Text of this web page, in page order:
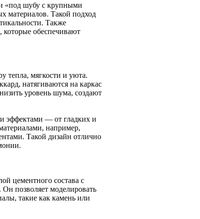
«под шубу с крупными
материалов. Такой подход
Также
обеспечивают
тепла, мягкости и уюта.
натягиваются на каркас
уровень шума, создают
эффектами — от гладких и
например,
Такой дизайн отлично
цементного состава с
позволяет моделировать
такие как камень или